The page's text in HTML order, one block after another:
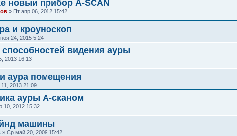
новый прибор A-SCAN
» Пт апр 06, 2012 15:42
и кроуноскоп
ноя 24, 2015 5:24
способностей видения ауры
2013 16:13
аура помещения
2013 21:09
ауры А-сканом
10, 2012 15:32
машины
» Ср май 20, 2009 15:42